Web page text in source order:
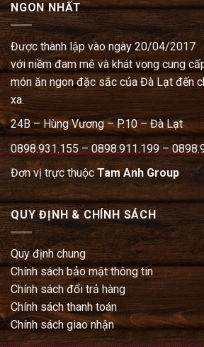
NGON NHẤT
Được thành lập vào ngày 20/04/2017
với niềm đam mê và khát vọng cung
món ăn ngon đặc sắc của Đà Lạt đến
xa.
24B – Hùng Vương – P.10 – Đà Lạt
0898.931.155 – 0898.911.199 –
Đơn vị trực thuộcTam Anh Group
QUY ĐỊNH & CHÍNH SÁCH
Quy định chung
Chính sách bảo mật thông tin
Chính sách đổi trả hàng
Chính sách thanh toán
Chính sách giao nhận